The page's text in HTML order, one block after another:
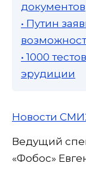
документов
• Путин
• 1000
эрудиции
Новости
Ведущий
«Фобос»